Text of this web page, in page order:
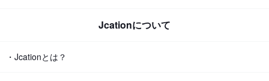
Jcationについて
・Jcationとは？